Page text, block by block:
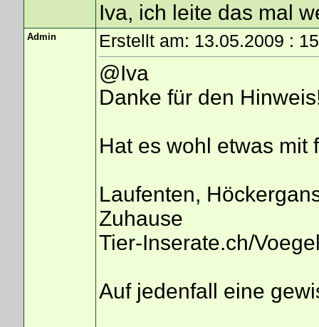
Iva, ich leite das mal
Admin Erstellt am: 13.05.2009 :
@Iva
Danke für den
Hat es wohl etwas mit
Laufenten,
Zuhause
Tier-Inserate.ch/
Auf jedenfall eine